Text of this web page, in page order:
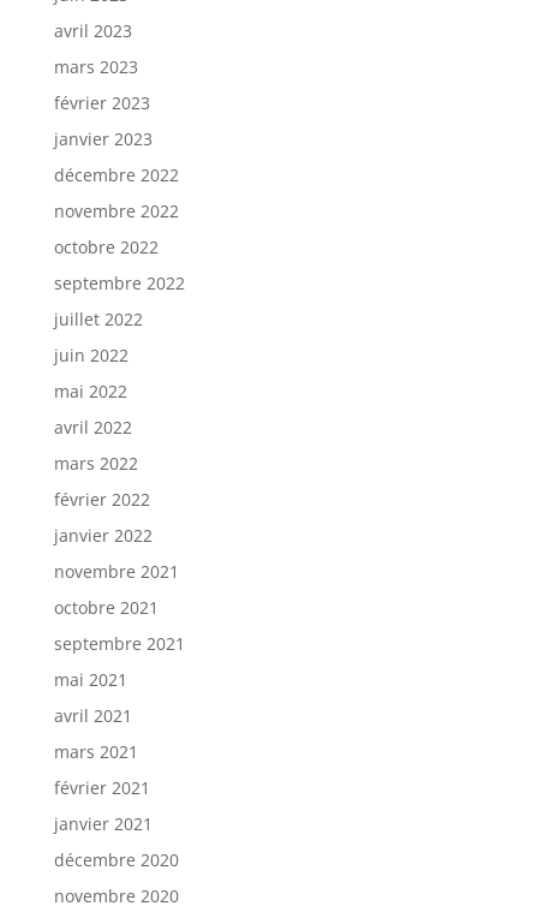
avril 2023
mars 2023
février 2023
janvier 2023
décembre 2022
novembre 2022
octobre 2022
septembre 2022
juillet 2022
juin 2022
mai 2022
avril 2022
mars 2022
février 2022
janvier 2022
novembre 2021
octobre 2021
septembre 2021
mai 2021
avril 2021
mars 2021
février 2021
janvier 2021
décembre 2020
novembre 2020